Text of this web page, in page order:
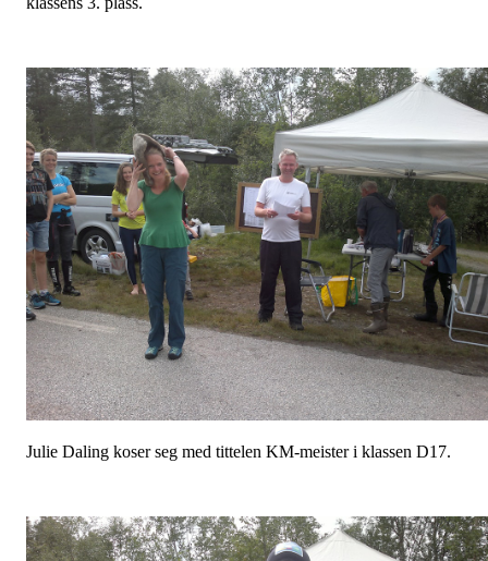
Julie Daling koser seg med tittelen KM-meister i klassen D17.